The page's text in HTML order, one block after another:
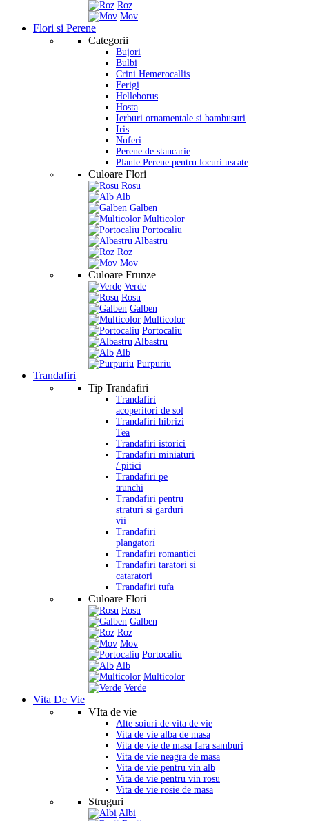
Roz
Mov
Flori si Perene
Categorii
Bujori
Bulbi
Crini Hemerocallis
Ferigi
Helleborus
Hosta
Ierburi ornamentale si bambusuri
Iris
Nuferi
Perene de stancarie
Plante Perene pentru locuri uscate
Culoare Flori
Rosu
Alb
Galben
Multicolor
Portocaliu
Albastru
Roz
Mov
Culoare Frunze
Verde
Rosu
Galben
Multicolor
Portocaliu
Albastru
Alb
Purpuriu
Trandafiri
Tip Trandafiri
Trandafiri
acoperitori de sol
Trandafiri hibrizi
Tea
Trandafiri istorici
Trandafiri miniaturi
/ pitici
Trandafiri pe
trunchi
Trandafiri pentru
straturi si garduri
vii
Trandafiri
plangatori
Trandafiri romantici
Trandafiri taratori si
cataratori
Trandafiri tufa
Culoare Flori
Rosu
Galben
Roz
Mov
Portocaliu
Alb
Multicolor
Verde
Vita De Vie
VIta de vie
Alte soiuri de vita de vie
Vita de vie alba de masa
Vita de vie de masa fara samburi
Vita de vie neagra de masa
Vita de vie pentru vin alb
Vita de vie pentru vin rosu
Vita de vie rosie de masa
Struguri
Albi